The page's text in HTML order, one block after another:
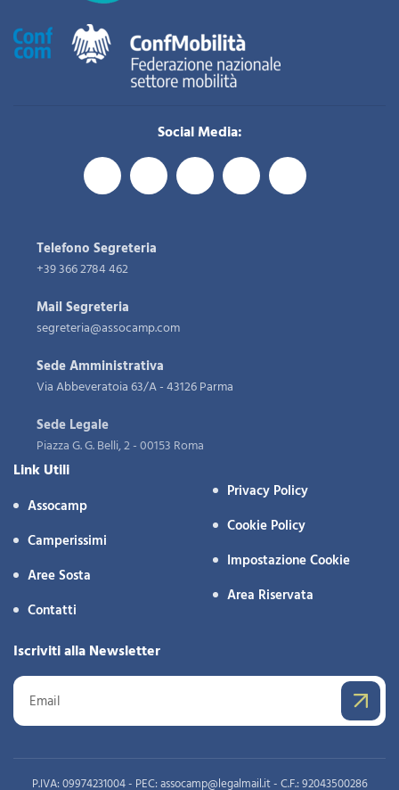
Social Media:
Telefono Segreteria
+39 366 2784 462
Mail Segreteria
segreteria@assocamp.com
Sede Amministrativa
Via Abbeveratoia 63/A - 43126 Parma
Sede Legale
Piazza G. G. Belli, 2 - 00153 Roma
Link Utili
Assocamp
Camperissimi
Aree Sosta
Contatti
Privacy Policy
Cookie Policy
Impostazione Cookie
Area Riservata
Iscriviti alla Newsletter
P.IVA: 09974231004 - PEC: assocamp@legalmail.it - C.F.: 92043500286